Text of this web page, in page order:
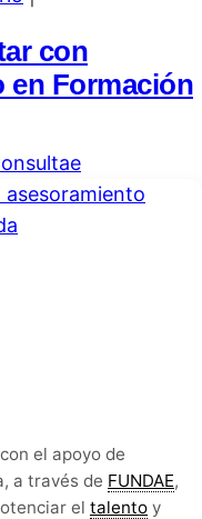
con
en Formación
el apoyo de
a través de FUNDAE,
el talento y